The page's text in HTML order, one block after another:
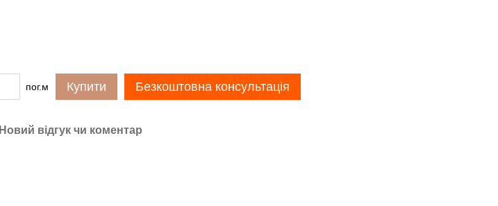
пог.м Купити Безкоштовна консультація
Новий відгук чи коментар